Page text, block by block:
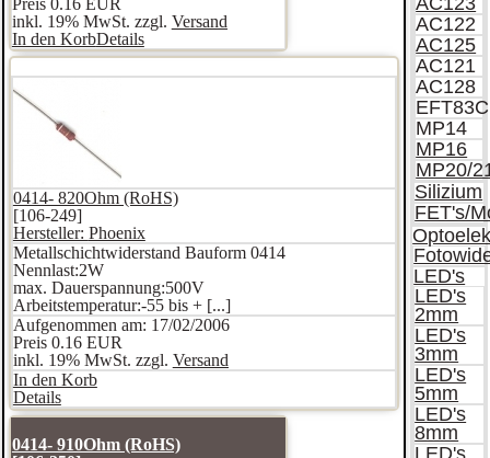
Preis 0.16 EUR
inkl. 19% MwSt. zzgl. Versand
In den KorbDetails
0414- 820Ohm (RoHS)
[106-249]
Hersteller: Phoenix
Metallschichtwiderstand Bauform 0414
Nennlast:2W
max. Dauerspannung:500V
Arbeitstemperatur:-55 bis + [...]
Aufgenommen am: 17/02/2006
Preis 0.16 EUR
inkl. 19% MwSt. zzgl. Versand
In den Korb
Details
0414- 910Ohm (RoHS)
AC122
AC125
AC121
AC128
EFT83C
MP14
MP16
MP20/
Silizium
FET's/
LED's
LED's
2mm
LED's
3mm
LED's
5mm
LED's
8mm
LED's